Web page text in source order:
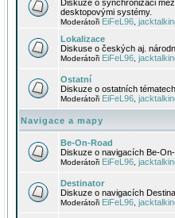
Diskuze o synchronizaci
desktopovými systémy.
Moderátoři EiFeL96
Lokalizace
Diskuse o českých aj.
Moderátoři EiFeL96
Ostatní
Diskuze o ostatních
Moderátoři EiFeL96
Navigace a mapy
Be-On-Road
Diskuze o navigacích Be-
Moderátoři EiFeL96
Destinator
Diskuze o navigacích
Moderátoři EiFeL96